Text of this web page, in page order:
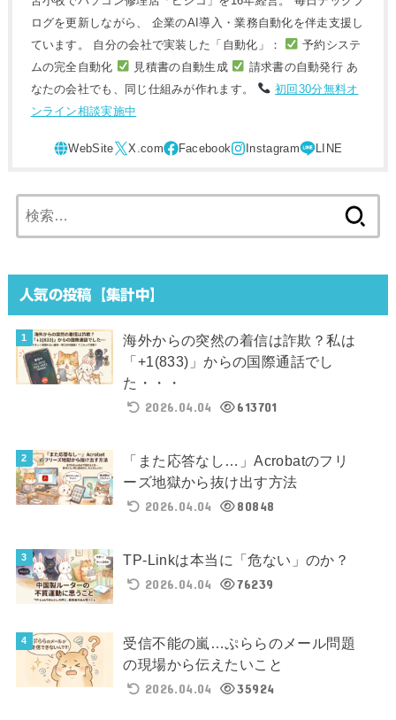
ログを更新しながら、 企業のAI導入・業務自動化を伴走支援し
ています。 自分の会社で実装した「自動化」：
予約システ
ムの完全自動化
見積書の自動生成
請求書の自動発行 あ
なたの会社でも、同じ仕組みが作れます。
初回30分無料オ
ンライン相談実施中
索:
人気の投稿【集計中】
海外からの突然の着信は詐欺？私は
「+1(833)」からの国際通話でし
た・・・
2026.04.04
613701
「また応答なし…」Acrobatのフリ
ーズ地獄から抜け出す方法
2026.04.04
80848
TP-Linkは本当に「危ない」のか？
2026.04.04
76239
受信不能の嵐…ぷららのメール問題
の現場から伝えたいこと
2026.04.04
35924